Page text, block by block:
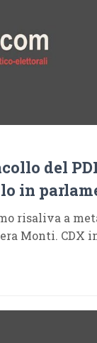
del
in
risaliva a
Monti. CDX